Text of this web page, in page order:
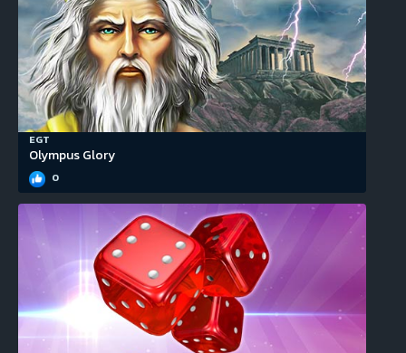
EGT
Olympus Glory
0